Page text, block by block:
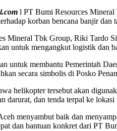
l PT Bumi Resources Mineral
korban bencana banjir
Mineral Tbk Group, Riki Tardo
untuk mengangkut logistik dan
untuk membantu Pemerintah
secara simbolis di Posko
helikopter tersebut akan
darurat, dan tenda terpal ke lokasi
menyambut baik dan
dan bantuan konkret dari PT